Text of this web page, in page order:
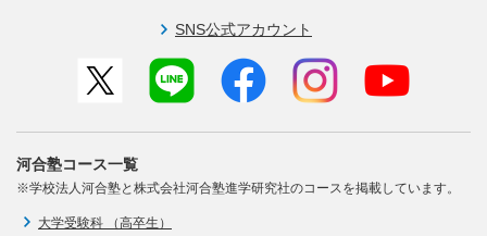
SNS公式アカウント
河合塾コース一覧
※学校法人河合塾と株式会社河合塾進学研究社のコースを掲載しています。
大学受験科 （高卒生）